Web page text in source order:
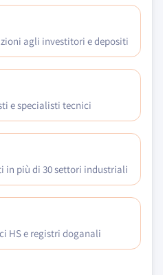
agli investitori e depositi
e specialisti tecnici
in più di 30 settori industriali
HS e registri doganali